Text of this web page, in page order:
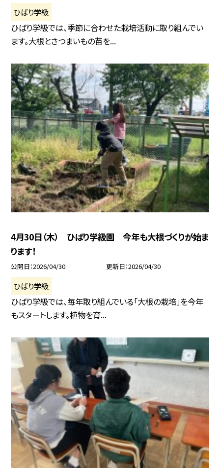
ひばり学級
ひばり学級では、季節に合わせた栽培活動に取り組んでい
ます。大根とさつまいもの苗を...
4月30日（木） ひばり学級園 今年も大根づくりが始ま
ります！
公開日 2026/04/30 更新日 2026/04/30
ひばり学級
ひばり学級では、毎年取り組んでいる「大根の栽培」を今年
もスタートします。植物を育...